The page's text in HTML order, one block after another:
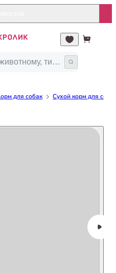
для собак Сухой корм для